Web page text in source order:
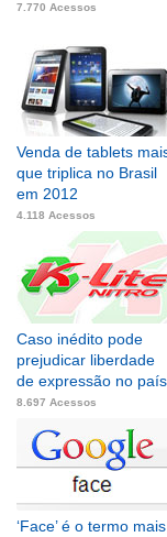
7.770 Acessos
Venda de tablets
que triplica no Brasil
em 2012
4.118 Acessos
Caso inédito pode
prejudicar liberdade
de expressão no país
8.697 Acessos
‘Face’ é o termo mais